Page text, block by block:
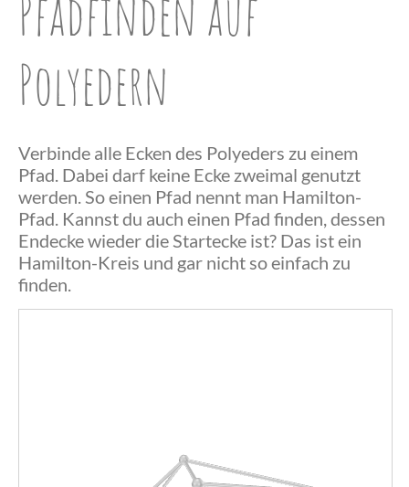
Pfadfinden auf
Polyedern
Verbinde alle Ecken des Polyeders zu einem
Pfad. Dabei darf keine Ecke zweimal genutzt
werden. So einen Pfad nennt man Hamilton-
Pfad. Kannst du auch einen Pfad finden, dessen
Endecke wieder die Startecke ist? Das ist ein
Hamilton-Kreis und gar nicht so einfach zu
finden.
Glückwunsch,
Herzlichen
Glückwunsch,